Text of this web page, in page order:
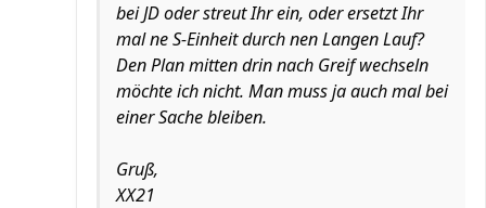
bei JD oder streut Ihr ein, oder ersetzt Ihr
mal ne S-Einheit durch nen Langen Lauf?
Den Plan mitten drin nach Greif wechseln
möchte ich nicht. Man muss ja auch mal bei
einer Sache bleiben.
Gruß,
XX21